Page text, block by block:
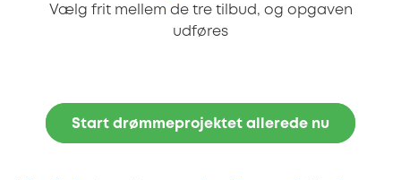
Vælg frit mellem de tre tilbud, og opgaven
udføres
Start drømmeprojektet allerede nu